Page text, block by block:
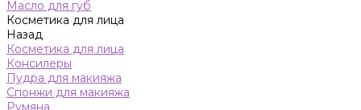
Масло для губ
Косметика для лица
Назад
Косметика для лица
Консилеры
Пудра для макияжа
Спонжи для макияжа
Румяна